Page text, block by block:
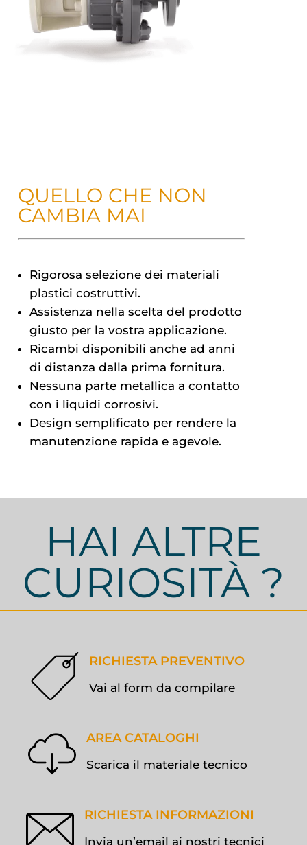
QUELLO CHE NON
CAMBIA MAI
Rigorosa selezione dei materiali
plastici costruttivi.
Assistenza nella scelta del prodotto
giusto per la vostra applicazione.
Ricambi disponibili anche ad anni
di distanza dalla prima fornitura.
Nessuna parte metallica a contatto
con i liquidi corrosivi.
Design semplificato per rendere la
manutenzione rapida e agevole.
HAI ALTRE
CURIOSITÀ ?
RICHIESTA PREVENTIVO
Vai al form da compilare
AREA CATALOGHI
Scarica il materiale tecnico
RICHIESTA INFORMAZIONI
Invia un’email ai nostri tecnici